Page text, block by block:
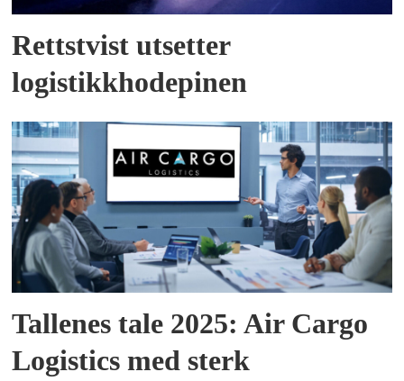
Rettstvist utsetter
logistikkhodepinen
Tallenes tale 2025: Air Cargo
Logistics med sterk